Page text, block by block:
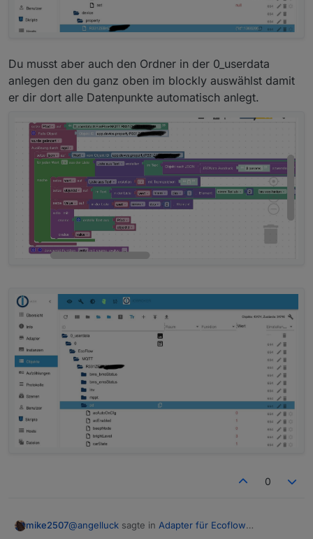
Du musst aber auch den Ordner in der 0_userdata
anlegen den du ganz oben im blockly auswählst damit
er dir dort alle Datenpunkte automatisch anlegt.
0
mike2507@angelluck sagte in Adapter für Ecoflow